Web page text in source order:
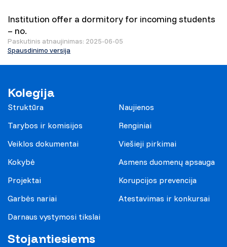
Institution offer a dormitory for incoming students
– no.
Paskutinis atnaujinimas: 2025-06-05
Spausdinimo versija
Kolegija
Struktūra
Tarybos ir komisijos
Veiklos dokumentai
Kokybė
Projektai
Garbės nariai
Darnaus vystymosi tikslai
Naujienos
Renginiai
Viešieji pirkimai
Asmens duomenų apsauga
Korupcijos prevencija
Atestavimas ir konkursai
Stojantiesiems